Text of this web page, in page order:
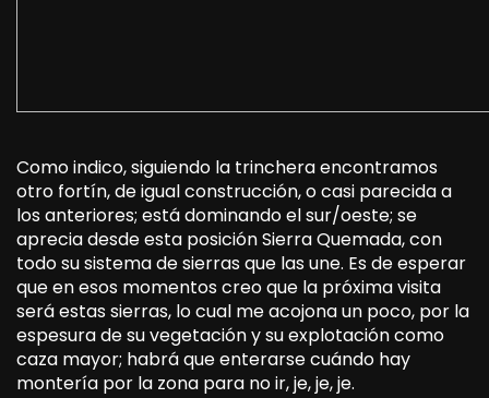
Como indico, siguiendo la trinchera encontramos
otro fortín, de igual construcción, o casi parecida a
los anteriores; está dominando el sur/oeste; se
aprecia desde esta posición Sierra Quemada, con
todo su sistema de sierras que las une. Es de esperar
que en esos momentos creo que la próxima visita
será estas sierras, lo cual me acojona un poco, por la
espesura de su vegetación y su explotación como
caza mayor; habrá que enterarse cuándo hay
montería por la zona para no ir, je, je, je.